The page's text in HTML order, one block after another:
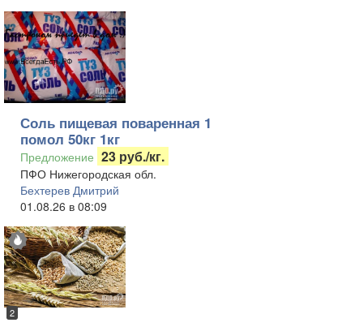
Соль пищевая поваренная 1
помол 50кг 1кг
Предложение 23 руб./кг.
ПФО Нижегородская обл.
Бехтерев Дмитрий
01.08.26 в 08:09
2